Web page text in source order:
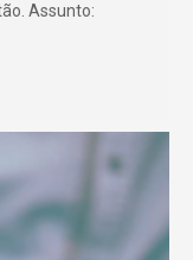
Assunto: